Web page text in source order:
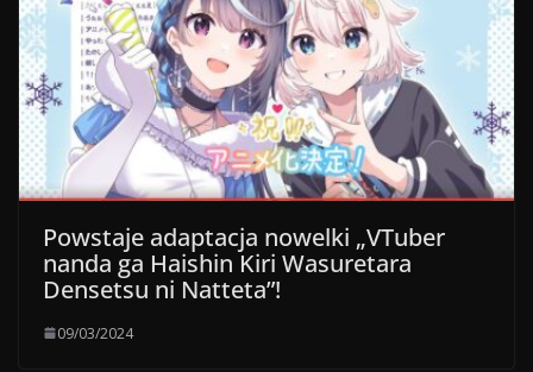
Powstaje adaptacja nowelki „VTuber
nanda ga Haishin Kiri Wasuretara
Densetsu ni Natteta”!
09/03/2024